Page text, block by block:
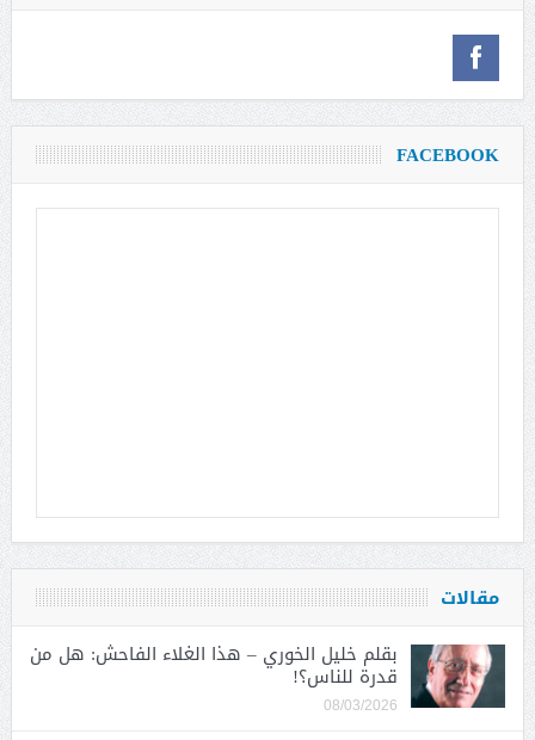
FACEBOOK
مقالات
بقلم خليل الخوري – هذا الغلاء الفاحش: هل من
قدرة للناس؟!
08/03/2026